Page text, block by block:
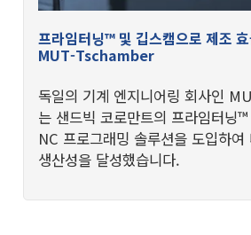
프라임터닝™ 및 깁스캠으로 제조
MUT-Tschamber
독일의 기계 엔지니어링 회사인
는 샌드빅 코로만트의 프라임터닝
NC 프로그래밍 솔루션을 도입하
생산성을 달성했습니다.